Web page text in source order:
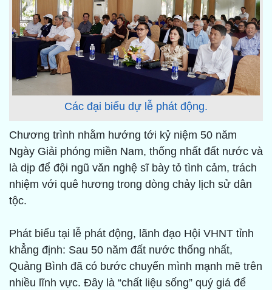
Các đại biểu dự lễ phát động.
Chương trình nhằm hướng tới kỷ niệm 50 năm
Ngày Giải phóng miền Nam, thống nhất đất nước và
là dịp để đội ngũ văn nghệ sĩ bày tỏ tình cảm, trách
nhiệm với quê hương trong dòng chảy lịch sử dân
tộc.
Phát biểu tại lễ phát động, lãnh đạo Hội VHNT tỉnh
khẳng định: Sau 50 năm đất nước thống nhất,
Quảng Bình đã có bước chuyển mình mạnh mẽ trên
nhiều lĩnh vực. Đây là “chất liệu sống” quý giá để